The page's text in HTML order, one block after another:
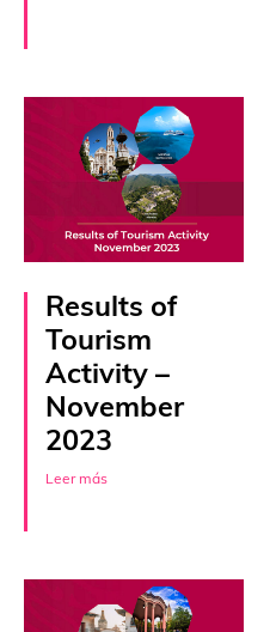
Results of
Tourism
Activity –
November
2023
Leer más